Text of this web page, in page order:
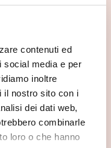
contenuti ed
social media e per
inoltre
il nostro sito con i
dei dati web,
combinarle
loro o che hanno